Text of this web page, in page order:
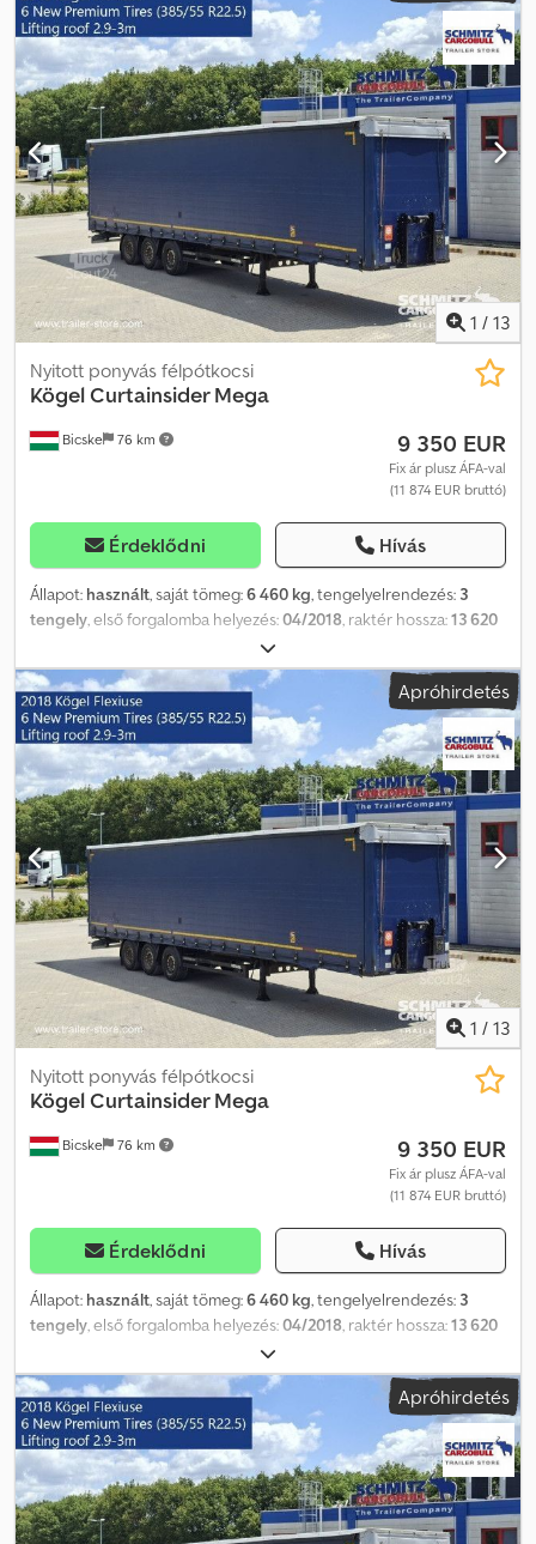
12642 (XL kód) tanúsítvány, Raktér (Ho Sz Ma): 13 620 mm x 2 480
mm x 3 000 mm, Gumi méret: 385/55 R22.5, Raktér térfogata: 101 m³,
1. tengely: , 2. tengely: , 3. tengely: , önszintező felfüggesztés,
elektronikus fékrendszer (EBS), tolótető, 1x15 és 2x7 tűs
csatlakozó, antispray, emelhető tető (kézi): 2,9 m - 3,0 m,
ponyvarendszer. A weboldalunkon megtalálja az összes elérhető
jármű áttekintését. Finanszírozásra van szüksége? Egyedi
finanszírozási megoldásokat, teljes körű szervizszerződéseket és
telematikai szolgáltatásokat kínálunk. Személyesen is szívesen
adunk tanácsot. Cedpfx Ajznpa Tjahjrf
1 / 13
Bicske 76 km
Nyitott ponyvás félpótkocsi
KögelCurtainsider Mega
9 350 EUR
Fix ár plusz ÁFA-val
(11 874 EUR bruttó)
Érdeklődni Hívás
Állapot: használt, saját tömeg:6 460 kg, tengelyelrendezés: 3
tengely , első forgalomba helyezés:04/2018 , raktér hossza:13 620
2 480 mm
rakodótér térfogata:101 m³, abroncs méret:385/55 R22,5,
Gyártási év:2018, Felszereltség: ABS
, Saját tömeg: 6460 kg, DIN EN
12642 (XL kód) tanúsítvány, Raktér (Ho Sz Ma): 13 620 mm x 2 480
mm x 3 000 mm, Gumi méret: 385/55 R22.5, Raktér térfogata: 101 m³,
1. tengely: , 2. tengely: , 3. tengely: , önszintező felfüggesztés,
elektronikus fékrendszer (EBS), tolótető, 1x15 és 2x7 tűs
csatlakozó, antispray, emelhető tető (kézi): 2,9 m - 3,0 m,
ponyvarendszer. A weboldalunkon megtalálja az összes elérhető
jármű áttekintését. Finanszírozásra van szüksége? Egyedi
finanszírozási megoldásokat, teljes körű szervizszerződéseket és
telematikai szolgáltatásokat kínálunk. Személyesen is szívesen
adunk tanácsot. Crodpfoznpbqsx Aahsf
Apróhirdetés
1 / 13
Bicske 76 km
Nyitott ponyvás félpótkocsi
KögelCurtainsider Mega
9 350 EUR
Fix ár plusz ÁFA-val
(11 874 EUR bruttó)
Érdeklődni Hívás
Állapot: használt, saját tömeg:6 460 kg, tengelyelrendezés: 3
tengely, első forgalomba helyezés:04/2018, raktér hossza:13 620
2 480 mm
rakodótér térfogata:101 m³, abroncs méret:385/55 R22,5,
Gyártási év:2018, Felszereltség: ABS
, Saját tömeg: 6460 kg, DIN EN
12642 (XL kód) tanúsítvány, Raktér (Ho Sz Ma): 13 620 mm x 2 480
mm x 3 000 mm, Gumi méret: 385/55 R22.5, Raktér térfogata: 101 m³,
1. tengely: , 2. tengely: , 3. tengely: , önszintező felfüggesztés,
elektronikus fékrendszer (EBS), tolótető, 1x15 és 2x7 tűs
csatlakozó, antispray, emelhető tető (kézi): 2,9 m - 3,0 m,
Apróhirdetés